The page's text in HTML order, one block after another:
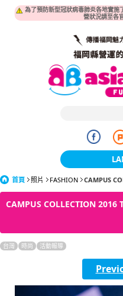
為了預防新型冠狀病毒肺炎各地實施
營狀況請至各
首頁 照片 FASHION CAMPUS
CAMPUS COLLECTION 2016
台灣 時尚 活動報導